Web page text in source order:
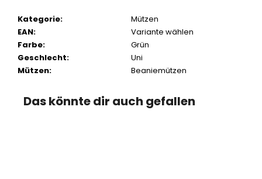
Kategorie:
Mützen
EAN:
Variante wählen
Farbe:
Grün
Geschlecht:
Uni
Mützen: Beaniemützen
Das könnte dir auch gefallen